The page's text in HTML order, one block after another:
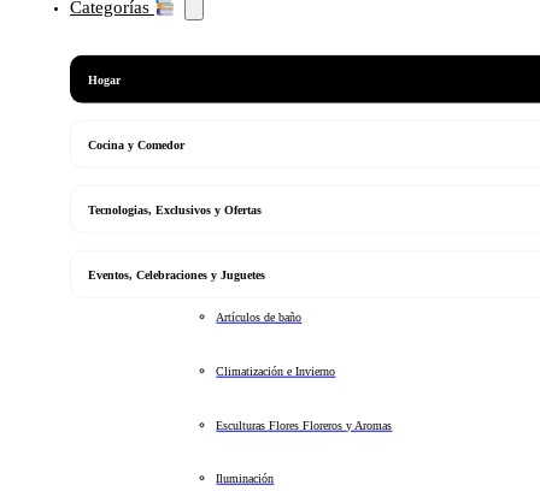
Categorías
Hogar
Cocina y Comedor
Tecnologias, Exclusivos y Ofertas
Eventos, Celebraciones y Juguetes
Artículos de baño
Climatización e Invierno
Esculturas Flores Floreros y Aromas
Iluminación